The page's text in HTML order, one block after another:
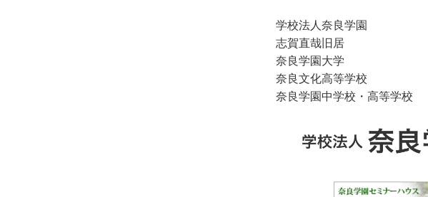
学校法人奈良学園
志賀直哉旧居
奈良学園大学
奈良文化高等学校
奈良学園中学校・高等学校